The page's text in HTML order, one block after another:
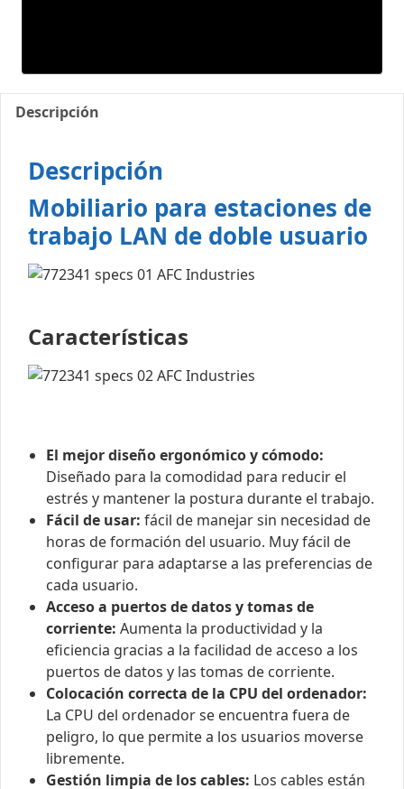
Descripción
Descripción
Mobiliario para estaciones de
trabajo LAN de doble usuario
Características
El mejor diseño ergonómico y cómodo:
Diseñado para la comodidad para reducir el
estrés y mantener la postura durante el trabajo.
Fácil de usar: fácil de manejar sin necesidad de
horas de formación del usuario. Muy fácil de
configurar para adaptarse a las preferencias de
cada usuario.
Acceso a puertos de datos y tomas de
corriente: Aumenta la productividad y la
eficiencia gracias a la facilidad de acceso a los
puertos de datos y las tomas de corriente.
Colocación correcta de la CPU del ordenador:
La CPU del ordenador se encuentra fuera de
peligro, lo que permite a los usuarios moverse
libremente.
Gestión limpia de los cables: Los cables están